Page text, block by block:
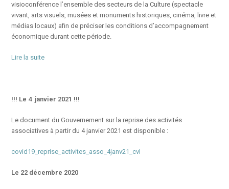
visioconférence l’ensemble des secteurs de la Culture (spectacle
vivant, arts visuels, musées et monuments historiques, cinéma, livre et
médias locaux) afin de préciser les conditions d’accompagnement
économique durant cette période.
Lire la suite
!!! Le 4 janvier 2021 !!!
Le document du Gouvernement sur la reprise des activités
associatives à partir du 4 janvier 2021 est disponible :
covid19_reprise_activites_asso_4janv21_cvl
Le 22 décembre 2020